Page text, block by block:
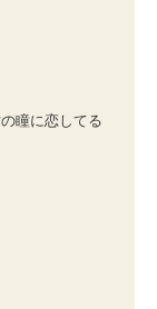
瞳に恋してる